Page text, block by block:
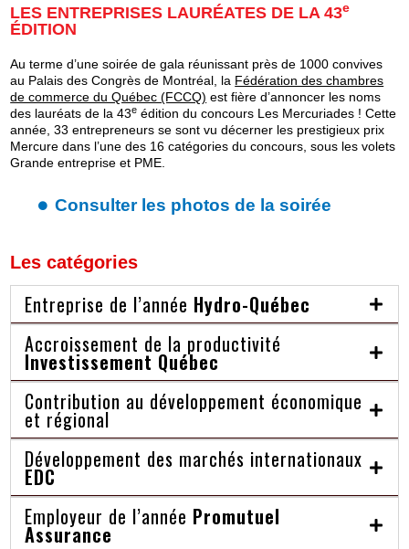
LES ENTREPRISES LAURÉATES DE LA 43e
ÉDITION
Au terme d’une soirée de gala réunissant près de 1000 convives
au Palais des Congrès de Montréal, la Fédération des chambres
de commerce du Québec (FCCQ) est fière d’annoncer les noms
des lauréats de la 43e édition du concours Les Mercuriades ! Cette
année, 33 entrepreneurs se sont vu décerner les prestigieux prix
Mercure dans l’une des 16 catégories du concours, sous les volets
Grande entreprise et PME.
Consulter les photos de la soirée
Les catégories
Entreprise de l’année Hydro-Québec
Accroissement de la productivité
Investissement Québec
Contribution au développement économique
et régional
Développement des marchés internationaux
EDC
Employeur de l’année Promutuel
Assurance